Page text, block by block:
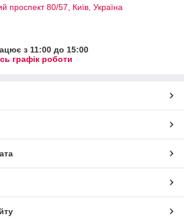
проспект 80/57, Київ, Україна
з 11:00 до 15:00
графік роботи